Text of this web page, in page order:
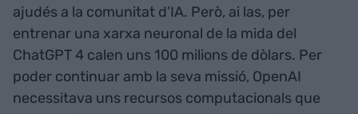
ajudés a la comunitat d’IA. Però, ai las, per
entrenar una xarxa neuronal de la mida del
ChatGPT 4 calen uns 100 milions de dòlars. Per
poder continuar amb la seva missió, OpenAI
necessitava uns recursos computacionals que